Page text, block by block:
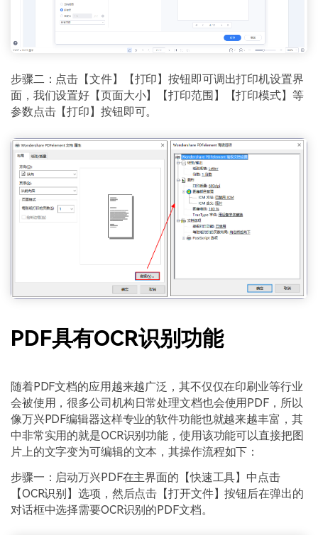
步骤二：点击【文件】【打印】按钮即可调出打印机设置界
面，我们设置好【页面大小】【打印范围】【打印模式】等
参数点击【打印】按钮即可。
PDF具有OCR识别功能
随着PDF文档的应用越来越广泛，其不仅仅在印刷业等行业
会被使用，很多公司机构日常处理文档也会使用PDF，所以
像万兴PDF编辑器这样专业的软件功能也就越来越丰富，其
中非常实用的就是OCR识别功能，使用该功能可以直接把图
片上的文字变为可编辑的文本，其操作流程如下：
步骤一：启动万兴PDF在主界面的【快速工具】中点击
【OCR识别】选项，然后点击【打开文件】按钮后在弹出的
对话框中选择需要OCR识别的PDF文档。